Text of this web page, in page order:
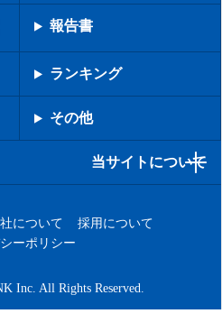
報告書
ランキング
その他
当サイトについて
について
採用について
ーポリシー
Inc. All Rights Reserved.